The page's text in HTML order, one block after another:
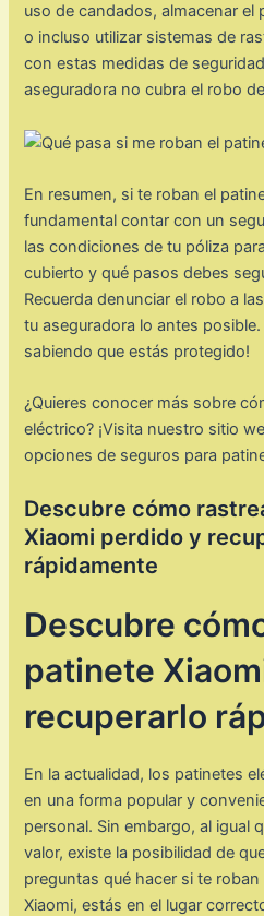
uso de candados, almacenar el
o incluso utilizar sistemas de
con estas medidas de
aseguradora no cubra el robo
En resumen, si te roban el
fundamental contar con un
las condiciones de tu póliza
cubierto y qué pasos debes
Recuerda denunciar el robo a
tu aseguradora lo antes posible.
sabiendo que estás protegido!
¿Quieres conocer más sobre
eléctrico? ¡Visita nuestro sitio
opciones de seguros para
Descubre cómo
Xiaomi perdido y
rápidamente
Descubre
patinete
recuperarlo
En la actualidad, los patinetes
en una forma popular y
personal. Sin embargo, al igual
valor, existe la posibilidad de
preguntas qué hacer si te
Xiaomi, estás en el lugar